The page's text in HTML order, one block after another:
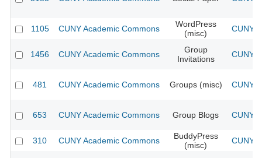
1105 CUNY Academic Commons
WordPress
(misc)
CUNY
1456 CUNY Academic Commons
Group
Invitations
CUNY
481 CUNY Academic Commons Groups (misc) CUNY
653 CUNY Academic Commons Group Blogs CUNY
310 CUNY Academic Commons
BuddyPress
(misc)
CUNY